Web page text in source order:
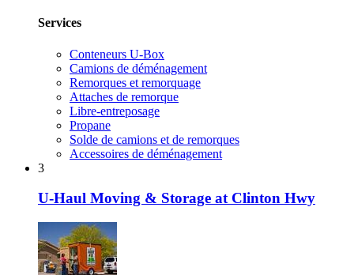
Services
Conteneurs U-Box
Camions de déménagement
Remorques et remorquage
Attaches de remorque
Libre-entreposage
Propane
Solde de camions et de remorques
Accessoires de déménagement
3
U-Haul Moving & Storage at Clinton Hwy